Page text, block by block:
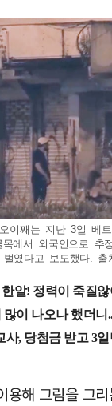
이째는 지난 3일 베
에서 외국인으로 추
였다고 보도했다. 출
용해 그림을 그